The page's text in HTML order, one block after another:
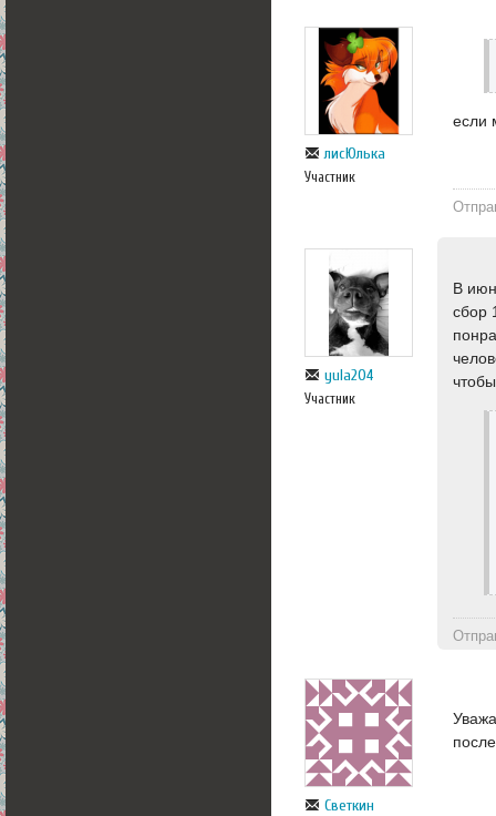
лисЮлька
Участник
если
yula204
Участник
В
сбор
Светкин